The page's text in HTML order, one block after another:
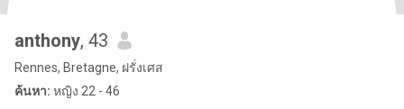
anthony, 43
Rennes, Bretagne, ฝรั่งเศส
ค้นหา: หญิง 22 - 46